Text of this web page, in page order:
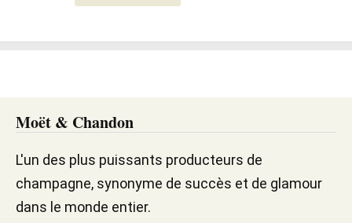
Moët & Chandon
L'un des plus puissants producteurs de
champagne, synonyme de succès et de glamour
dans le monde entier.